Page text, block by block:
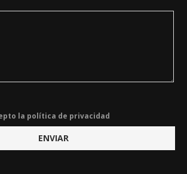
la política de privacidad